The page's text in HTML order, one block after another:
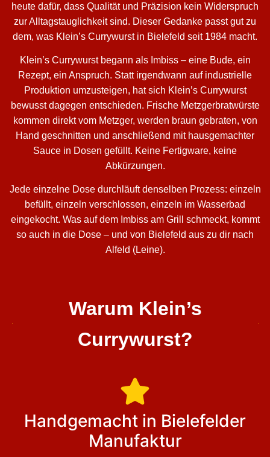
heute dafür, dass Qualität und Präzision kein Widerspruch
zur Alltagstauglichkeit sind. Dieser Gedanke passt gut zu
dem, was Klein’s Currywurst in Bielefeld seit 1984 macht.
Klein’s Currywurst begann als Imbiss – eine Bude, ein
Rezept, ein Anspruch. Statt irgendwann auf industrielle
Produktion umzusteigen, hat sich Klein’s Currywurst
bewusst dagegen entschieden. Frische Metzgerbratwürste
kommen direkt vom Metzger, werden braun gebraten, von
Hand geschnitten und anschließend mit hausgemachter
Sauce in Dosen gefüllt. Keine Fertigware, keine
Abkürzungen.
Jede einzelne Dose durchläuft denselben Prozess: einzeln
befüllt, einzeln verschlossen, einzeln im Wasserbad
eingekocht. Was auf dem Imbiss am Grill schmeckt, kommt
so auch in die Dose – und von Bielefeld aus zu dir nach
Alfeld (Leine).
Warum Klein’s
Currywurst?
Handgemacht in Bielefelder
Manufaktur